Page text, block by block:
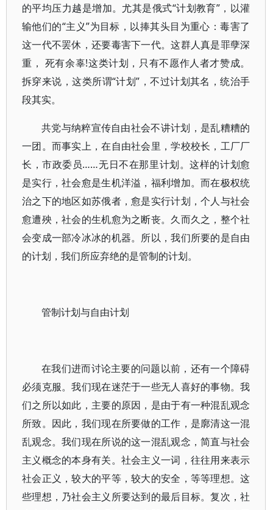
的平均压力越是增加。尤其是俄式“计划教育”，以灌
输他们的“主义”为目标，以捧其头目为重心：毒害了
这一代不罢休，还要毒害下一代。这群人真是罪孽深
重， 死有余辜!这类计划，只有不愿作人者才赞成。
拆穿来说，这类所谓“计划”，不过计划其名，统治手
段其实。
共党与纳粹宣传自由社会不讲计划，是乱糟糟的
一团。而事实上，在自由社会里，学校校长，工厂厂
长，市政委员……无日不在那里计划。这样的计划愈
是实行，社会愈是生机洋溢，福利增加。而在极权统
治之下的地区如苏俄者，愈是实行计划，个人与社会
愈遭殃，社会的生机愈为之断丧。久而久之，整个社
会变成一部冷冰冰的机器。所以，我们所要的是自由
的计划，我们所应弃绝的是管制的计划。
管制计划与自由计划
在我们进而讨论主要的问题以前，还有一个障碍
必须克服。我们现在迷茫于一些无人喜好的事物。我
们之所以如此，主要的原因，是由于有一种混乱观念
所致。因此，我们现在所要做的工作，是廓清这一混
乱观念。我们现在所说的这一混乱观念，简直与社会
主义概念的本身有关。社会主义一词，往往用来表示
社会正义，较大的平等，较大的安全，等等理想。这
些理想，乃社会主义所要达到的最后目标。复次，社